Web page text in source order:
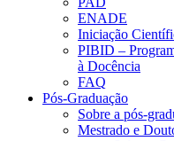
ENADE
Iniciação
PIBID –
à Docência
FAQ
Pós-Graduação
Sobre a pós-
Mestrado e